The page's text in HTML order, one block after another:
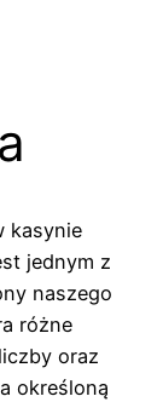
kasynie
jednym z
naszego
różne
oraz
określoną